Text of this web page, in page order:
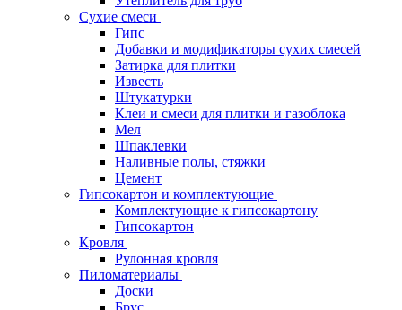
Сухие смеси
Гипс
Добавки и модификаторы сухих смесей
Затирка для плитки
Известь
Штукатурки
Клеи и смеси для плитки и газоблока
Мел
Шпаклевки
Наливные полы, стяжки
Цемент
Гипсокартон и комплектующие
Комплектующие к гипсокартону
Гипсокартон
Кровля
Рулонная кровля
Пиломатериалы
Доски
Брус